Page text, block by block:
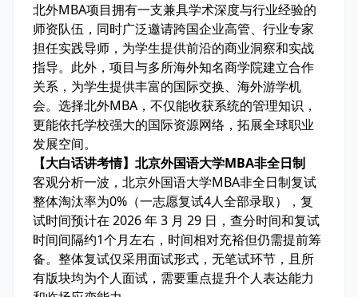
北外MBA项目拥有一支兼具学术深度与行业经验的
师资队伍，同时广泛邀请跨国企业高管、行业专家
担任实践导师，为学生提供前沿的商业洞察和实战
指导。此外，项目与多所海外知名商学院建立合作
关系，为学生提供丰富的国际交换、海外游学机
会。选择北外MBA，不仅能收获系统的管理知识，
更能依托学校强大的国际资源网络，拓展全球职业
发展空间。
【大白话讲考情】北京外国语大学MBA非全日制
客观分析一波，北京外国语大学MBA非全日制复试
整体淘汰率为0% （一志愿复试4人全部录取），复
试时间预计在 2026 年 3 月 29 日，查分时间和复试
时间间隔约1个月左右，时间相对充裕但仍需提前筹
备。整体复试仅采用面试形式，无笔试环节，且所
有版块均为个人面试 ，需要重点提升个人表达能力